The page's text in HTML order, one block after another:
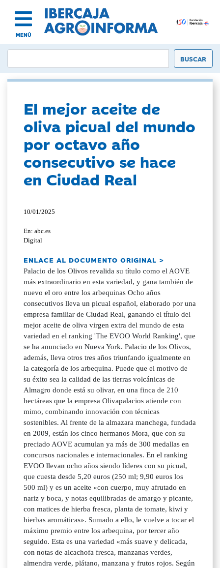
MENÚ
El mejor aceite de
oliva picual del mundo
por octavo año
consecutivo se hace
en Ciudad Real
10/01/2025
En: abc.es
Digital
ENLACE AL DOCUMENTO ORIGINAL >
Palacio de los Olivos revalida su título como el AOVE
más extraordinario en esta variedad, y gana también de
nuevo el oro entre los arbequinas Ocho años
consecutivos lleva un picual español, elaborado por una
empresa familiar de Ciudad Real, ganando el título del
mejor aceite de oliva virgen extra del mundo de esta
variedad en el ranking 'The EVOO World Ranking', que
se ha anunciado en Nueva York. Palacio de los Olivos,
además, lleva otros tres años triunfando igualmente en
la categoría de los arbequina. Puede que el motivo de
su éxito sea la calidad de las tierras volcánicas de
Almagro donde está su olivar, en una finca de 210
hectáreas que la empresa Olivapalacios atiende con
mimo, combinando innovación con técnicas
sostenibles. Al frente de la almazara manchega, fundada
en 2009, están los cinco hermanos Mora, que con su
preciado AOVE acumulan ya más de 300 medallas en
concursos nacionales e internacionales. En el ranking
EVOO llevan ocho años siendo líderes con su picual,
que cuesta desde 5,20 euros (250 ml; 9,90 euros los
500 ml) y es un aceite «con cuerpo, muy afrutado en
nariz y boca, y notas equilibradas de amargo y picante,
con matices de hierba fresca, planta de tomate, kiwi y
hierbas aromáticas». Sumado a ello, le vuelve a tocar el
máximo premio entre los arbequina, por tercer año
seguido. Esta es una variedad «más suave y delicada,
con notas de alcachofa fresca, manzanas verdes,
almendra verde, plátano, manzana y frutos rojos. Según